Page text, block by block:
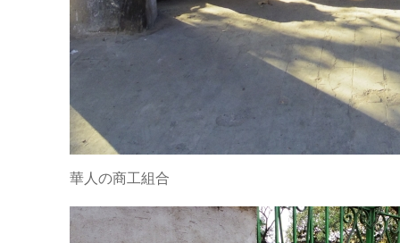
華人の商工組合